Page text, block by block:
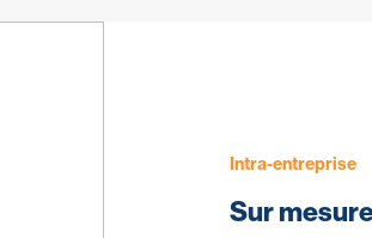
Intra-entreprise
Sur